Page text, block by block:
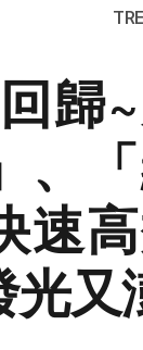
歸
、
速
光又